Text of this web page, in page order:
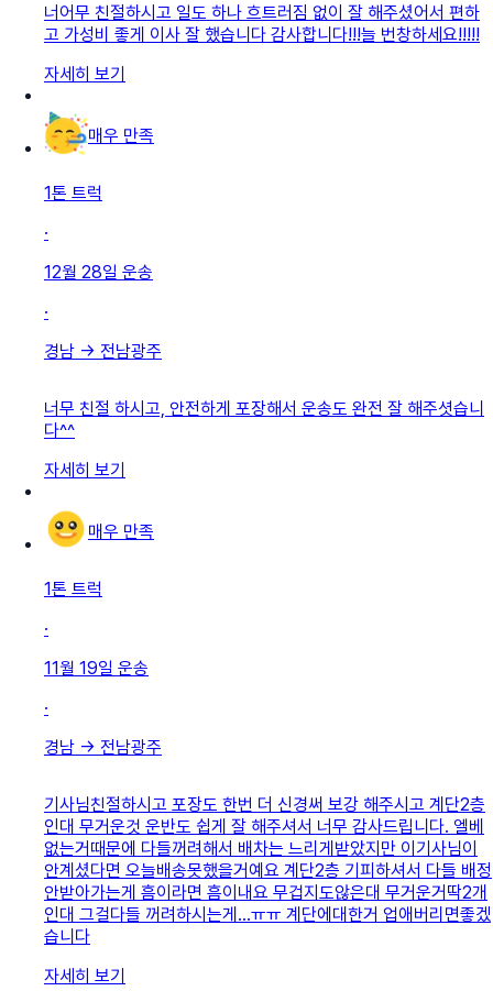
너어무 친절하시고 일도 하나 흐트러짐 없이 잘 해주셨어서 편하
고 가성비 좋게 이사 잘 했습니다 감사합니다!!!늘 번창하세요!!!!!
자세히 보기
매우 만족
1톤 트럭
·
12월 28일 운송
·
경남 → 전남광주
너무 친절 하시고, 안전하게 포장해서 운송도 완전 잘 해주셧습니
다^^
자세히 보기
매우 만족
1톤 트럭
·
11월 19일 운송
·
경남 → 전남광주
기사님친절하시고 포장도 한번 더 신경써 보강 해주시고 계단2층
인대 무거운것 운반도 쉽게 잘 해주셔서 너무 감사드립니다. 엘베
없는거때문에 다들꺼려해서 배차는 느리게받았지만 이기사님이
안계셨다면 오늘배송못했을거예요 계단2층 기피하셔서 다들 배정
안받아가는게 흠이라면 흠이내요 무겁지도않은대 무거운거딱2개
인대 그걸다들 꺼려하시는게...ㅠㅠ 계단에대한거 업애버리면좋겠
습니다
자세히 보기